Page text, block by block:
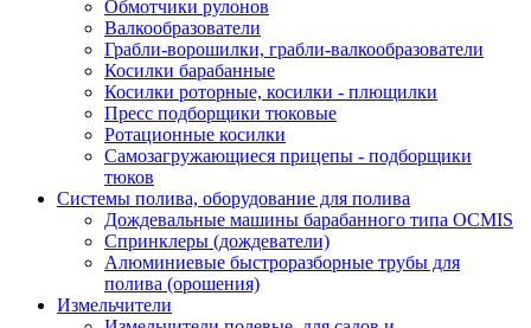
Обмотчики рулонов
Валкообразователи
Грабли-ворошилки, грабли-валкообразователи
Косилки барабанные
Косилки роторные, косилки - плющилки
Пресс подборщики тюковые
Ротационные косилки
Самозагружающиеся прицепы - подборщики
тюков
Системы полива, оборудование для полива
Дождевальные машины барабанного типа OCMIS
Спринклеры (дождеватели)
Алюминиевые быстроразборные трубы для
полива (орошения)
Измельчители